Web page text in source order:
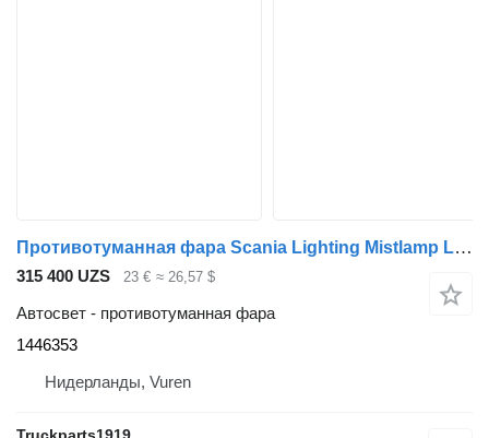
Противотуманная фара Scania Lighting Mistlamp Li R 1446353 для грузовика
315 400 UZS 23 € ≈ 26,57 $
Автосвет - противотуманная фара
1446353
Нидерланды, Vuren